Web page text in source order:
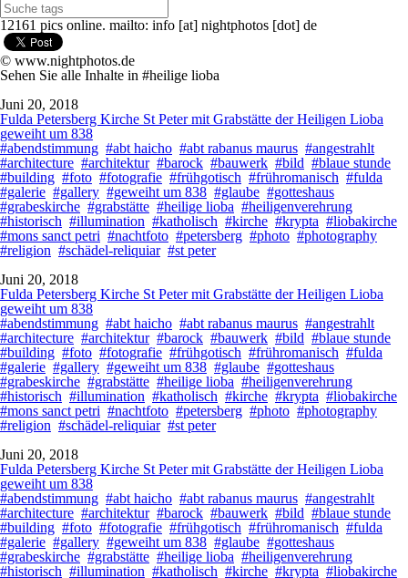
12161 pics online. mailto: info [at] nightphotos [dot] de
© www.nightphotos.de
Sehen Sie alle Inhalte in #heilige lioba
Juni 20, 2018
Fulda Petersberg Kirche St Peter mit Grabstätte der Heiligen Lioba
geweiht um 838
#abendstimmung #abt haicho #abt rabanus maurus #angestrahlt
#architecture #architektur #barock #bauwerk #bild #blaue stunde
#building #foto #fotografie #frühgotisch #frühromanisch #fulda
#galerie #gallery #geweiht um 838 #glaube #gotteshaus
#grabeskirche #grabstätte #heilige lioba #heiligenverehrung
#historisch #illumination #katholisch #kirche #krypta #liobakirche
#mons sanct petri #nachtfoto #petersberg #photo #photography
#religion #schädel-reliquiar #st peter
Juni 20, 2018
Fulda Petersberg Kirche St Peter mit Grabstätte der Heiligen Lioba
geweiht um 838
#abendstimmung #abt haicho #abt rabanus maurus #angestrahlt
#architecture #architektur #barock #bauwerk #bild #blaue stunde
#building #foto #fotografie #frühgotisch #frühromanisch #fulda
#galerie #gallery #geweiht um 838 #glaube #gotteshaus
#grabeskirche #grabstätte #heilige lioba #heiligenverehrung
#historisch #illumination #katholisch #kirche #krypta #liobakirche
#mons sanct petri #nachtfoto #petersberg #photo #photography
#religion #schädel-reliquiar #st peter
Juni 20, 2018
Fulda Petersberg Kirche St Peter mit Grabstätte der Heiligen Lioba
geweiht um 838
#abendstimmung #abt haicho #abt rabanus maurus #angestrahlt
#architecture #architektur #barock #bauwerk #bild #blaue stunde
#building #foto #fotografie #frühgotisch #frühromanisch #fulda
#galerie #gallery #geweiht um 838 #glaube #gotteshaus
#grabeskirche #grabstätte #heilige lioba #heiligenverehrung
#historisch #illumination #katholisch #kirche #krypta #liobakirche